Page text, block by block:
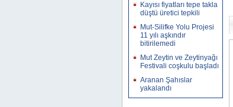
Kayısı fiyatları tepe takla
düştü üretici tepkili
Mut-Silifke Yolu Projesi
11 yılı aşkındır
bitirilemedi
Mut Zeytin ve Zeytinyağı
Festivali coşkulu başladı
Aranan Şahıslar
yakalandı